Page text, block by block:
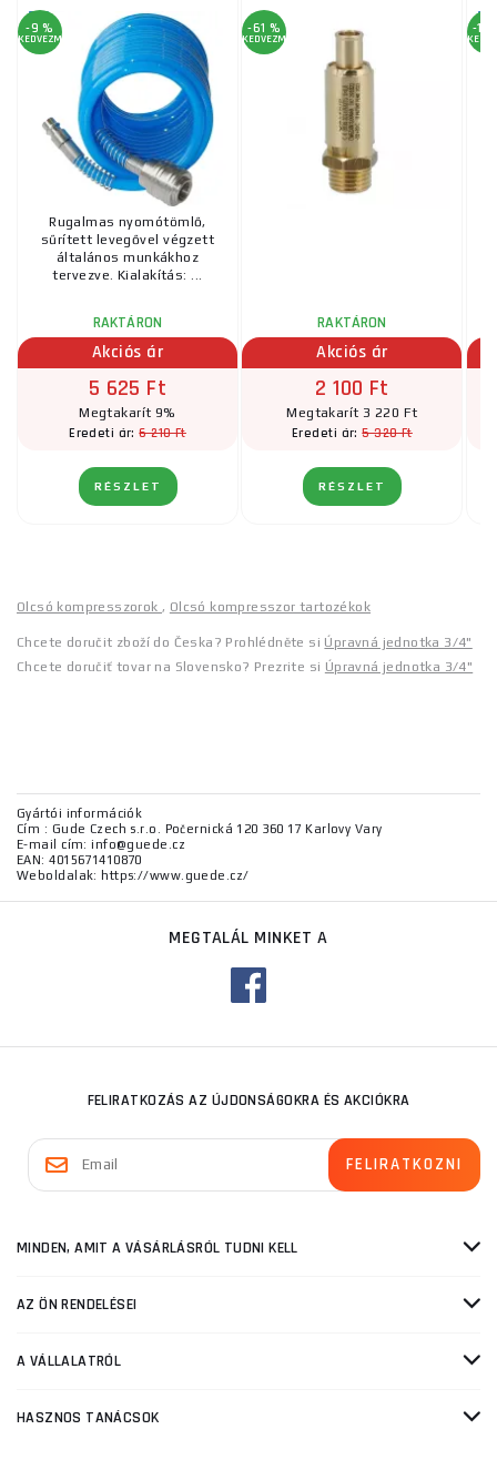
-9 %
KEDVEZMÉNY
Rugalmas nyomótömlő,
sűrített levegővel végzett
általános munkákhoz
tervezve. Kialakítás: ...
RAKTÁRON
Akciós ár
5 625 Ft
Megtakarít 9%
Eredeti ár:6 210 Ft
RÉSZLET
-61 %
KEDVEZMÉNY
RAKTÁRON
Akciós ár
2 100 Ft
Megtakarít 3 220 Ft
Eredeti ár:5 320 Ft
RÉSZLET
-10
Olcsó kompresszorok, Olcsó kompresszor tartozékok
Chcete doručit zboží do Česka? Prohlédněte si Úpravná jednotka 3/4"
Chcete doručiť tovar na Slovensko? Prezrite si Úpravná jednotka 3/4"
Gyártói információk
Cím : Gude Czech s.r.o. Počernická 120 360 17 Karlovy Vary
E-mail cím: info@guede.cz
EAN: 4015671410870
Weboldalak: https://www.guede.cz/
MEGTALÁL MINKET A
FELIRATKOZÁS AZ ÚJDONSÁGOKRA ÉS AKCIÓKRA
MINDEN, AMIT A VÁSÁRLÁSRÓL TUDNI KELL
AZ ÖN RENDELÉSEI
A VÁLLALATRÓL
HASZNOS TANÁCSOK